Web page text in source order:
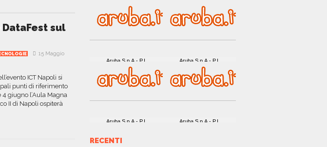
sul
15 Maggio
ICT Napoli si
punti di riferimento
4 giugno l’Aula Magna
II di Napoli ospiterà
RECENTI